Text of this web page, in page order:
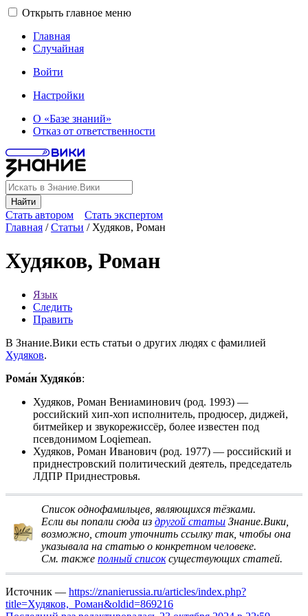
Открыть главное меню
Главная
Случайная
Войти
Настройки
О «Базе знаний»
Отказ от ответственности
Найти
Стать автором
Стать экспертом
Главная /Статьи / Худяков, Роман
Худяков, Роман
Язык
Следить
Править
В Знание.Вики есть статьи о других людях с фамилией
Худяков.
Рома́н Худяко́в:
Худяков, Роман Вениаминович (род. 1993) —
российский хип-хоп исполнитель, продюсер, диджей,
битмейкер и звукорежиссёр, более известен под
псевдонимом Loqiemean.
Худяков, Роман Иванович (род. 1977) — российский и
приднестровский политический деятель, председатель
ЛДПР Приднестровья.
Список однофамильцев, являющихся тёзками.
Если вы попали сюда из другой статьи Знание.Вики,
возможно, стоит уточнить ссылку так, чтобы она
указывала на статью о конкретном человеке.
См. также полный списоксуществующих статей.
Источник — https://znanierussia.ru/articles/index.php?
title=Худяков,_Роман&oldid=869216